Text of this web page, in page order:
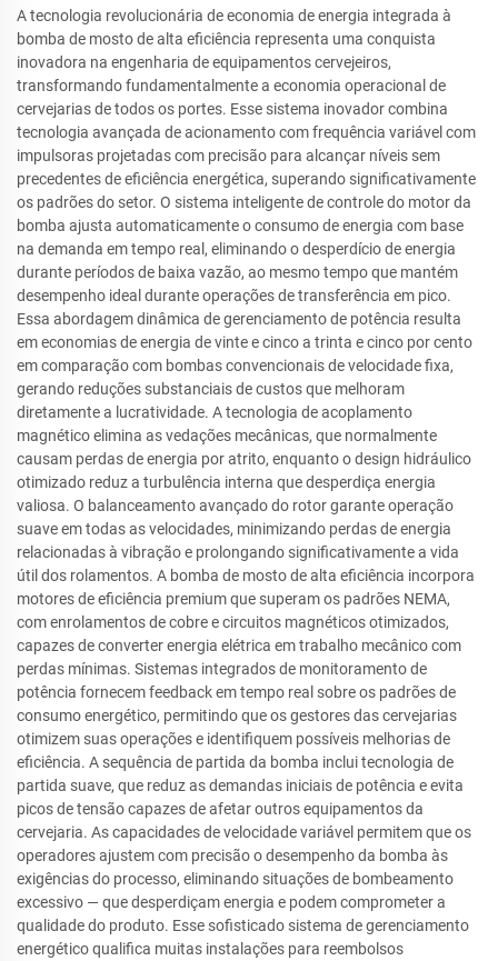
A tecnologia revolucionária de economia de energia integrada à
bomba de mosto de alta eficiência representa uma conquista
inovadora na engenharia de equipamentos cervejeiros,
transformando fundamentalmente a economia operacional de
cervejarias de todos os portes. Esse sistema inovador combina
tecnologia avançada de acionamento com frequência variável com
impulsoras projetadas com precisão para alcançar níveis sem
precedentes de eficiência energética, superando significativamente
os padrões do setor. O sistema inteligente de controle do motor da
bomba ajusta automaticamente o consumo de energia com base
na demanda em tempo real, eliminando o desperdício de energia
durante períodos de baixa vazão, ao mesmo tempo que mantém
desempenho ideal durante operações de transferência em pico.
Essa abordagem dinâmica de gerenciamento de potência resulta
em economias de energia de vinte e cinco a trinta e cinco por cento
em comparação com bombas convencionais de velocidade fixa,
gerando reduções substanciais de custos que melhoram
diretamente a lucratividade. A tecnologia de acoplamento
magnético elimina as vedações mecânicas, que normalmente
causam perdas de energia por atrito, enquanto o design hidráulico
otimizado reduz a turbulência interna que desperdiça energia
valiosa. O balanceamento avançado do rotor garante operação
suave em todas as velocidades, minimizando perdas de energia
relacionadas à vibração e prolongando significativamente a vida
útil dos rolamentos. A bomba de mosto de alta eficiência incorpora
motores de eficiência premium que superam os padrões NEMA,
com enrolamentos de cobre e circuitos magnéticos otimizados,
capazes de converter energia elétrica em trabalho mecânico com
perdas mínimas. Sistemas integrados de monitoramento de
potência fornecem feedback em tempo real sobre os padrões de
consumo energético, permitindo que os gestores das cervejarias
otimizem suas operações e identifiquem possíveis melhorias de
eficiência. A sequência de partida da bomba inclui tecnologia de
partida suave, que reduz as demandas iniciais de potência e evita
picos de tensão capazes de afetar outros equipamentos da
cervejaria. As capacidades de velocidade variável permitem que os
operadores ajustem com precisão o desempenho da bomba às
exigências do processo, eliminando situações de bombeamento
excessivo — que desperdiçam energia e podem comprometer a
qualidade do produto. Esse sofisticado sistema de gerenciamento
energético qualifica muitas instalações para reembolsos